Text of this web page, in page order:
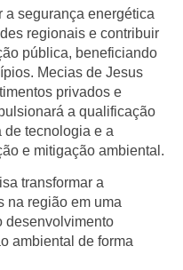
a segurança energética
regionais e contribuir
pública, beneficiando
Mecias de Jesus
privados e
a qualificação
de tecnologia e a
e mitigação ambiental.
transformar a
na região em uma
desenvolvimento
ambiental de forma